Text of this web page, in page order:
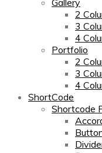
2
3
4
Portfolio
2
3
4
ShortCode
Shortcode